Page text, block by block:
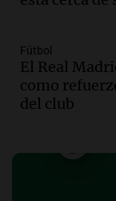
sus
Ahora país
Episodios
Fútbol
El Real
como
del club